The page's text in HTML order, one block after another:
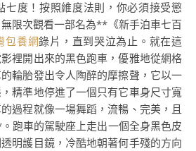
度！按照維度法則，你必須接受懲
限次觀看一部名為**《新手泊車七百
包養網錄片，直到哭泣為止。就在這
裡開出來的黑色跑車，優雅地從網格
輪胎發出令人陶醉的摩擦聲，它以一
精準地停進了一個只有它車身尺寸寬
過程就像一場舞蹈，流暢、完美，且
跑車的駕駛座上走出一個全身黑色皮
明護目鏡，冷酷地朝著何手殘的方向